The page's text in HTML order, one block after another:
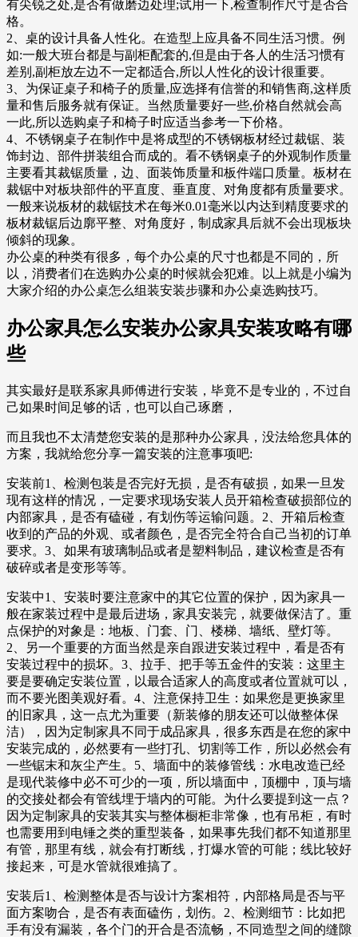
有尖锐之处,是否有做磨边处理;试用一下,检查制作尺寸是否合
格。
2、桌的设计具备人性化。在造型上应具备不同生活习惯。例
如:一般大班台都是与副柜配套的,但是由于各人的生活习惯有
差别,副柜放左边不一定都适合,所以人性化的设计很重要。
3、为保证桌子和椅子的质量,应选择有信誉的和销售商,这样质
量和售后服务就有保证。当然质量要好一些,价格自然就会高
一此,所以选购桌子和椅子时应适当参考一下价格。
4、不锈钢桌子在制作中是将成型的不锈钢板材经过裁锯、装
饰封边、部件拼装组合而成的。看不锈钢桌子的外观制作质量
主要看其裁锯质量，边、面装饰质量和板件端口质量。板材在
裁锯中对板块部件的平直度、垂直度、对角度都有质量要求。
一般来说板材的裁锯技术在每米0.01毫米以内达到精度要求的
板材裁锯后边廓平整、对角度好，制成家具后就不会出现板块
倾斜的现象。
办公桌的种类有很多，每个办公桌的尺寸也都是不同的，所
以，消费者们在选购办公桌的时候就会犯难。以上就是小编为
大家介绍的办公桌怎么组装安装步骤和办公桌选购技巧。
办公家具怎么安装办公家具安装攻略有哪
些
其实最好是联系家具师傅进行安装，毕竟不是专业的，不过自
己如果时间足够的话，也可以自己琢磨，
而且我也不太清楚您安装的是那种办公家具，没法给您具体的
方案，我就给您分享一篇安装的注意事项吧:
安装前1、检测包装是否完好无损，是否有破损，如果一旦发
现有这样的情况，一定要求现场安装人员开箱检查破损部位的
内部家具，是否有磕碰，有划伤等运输问题。2、开箱后检查
收到的产品的外观、或者颜色，是否完全符合自己当初的订单
要求。3、如果有玻璃制品或者是塑料制品，建议检查是否有
破碎或者是变形等等。
安装中1、安装时要注意家中的其它位置的保护，因为家具一
般在家装过程中是最后进场，家具安装完，就要做保洁了。重
点保护的对象是：地板、门套、门、楼梯、墙纸、壁灯等。
2、另一个重要的方面当然是亲自跟进安装过程中，看是否有
安装过程中的损坏。3、拉手、把手等五金件的安装：这里主
要是要确定安装位置，以最合适家人的高度或者位置就可以，
而不要光图美观好看。4、注意保持卫生：如果您是更换家里
的旧家具，这一点尤为重要（新装修的朋友还可以做整体保
洁），因为定制家具不同于成品家具，很多东西是在您的家中
安装完成的，必然要有一些打孔、切割等工作，所以必然会有
一些锯末和灰尘产生。5、墙面中的装修管线：水电改造已经
是现代装修中必不可少的一项，所以墙面中，顶棚中，顶与墙
的交接处都会有管线埋于墙内的可能。为什么要提到这一点？
因为定制家具的安装其实与整体橱柜非常像，也有吊柜，有时
也需要用到电锤之类的重型装备，如果事先我们都不知道那里
有管，那里有线，就会有打断线，打爆水管的可能；线比较好
接起来，可是水管就很难搞了。
安装后1、检测整体是否与设计方案相符，内部格局是否与平
面方案吻合，是否有表面磕伤，划伤。2、检测细节：比如把
手有没有漏装，各个门的开合是否流畅，不同造型之间的缝隙